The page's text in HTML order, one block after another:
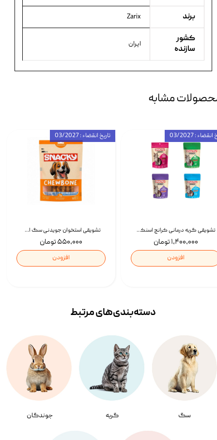
برند Zarix
کشور
سازنده
ایران
مشابه
تشویقی استخوان جویدنی سگ اسنکی کرانچی با طعم مرغ Snacky Crunchy Munchy وزن 100 گرم
۵۵۰,۰۰۰ تومان
افزودن
تاریخ انقضاء : 03/2027
تشویقی گربه درمانی کرانچ اسنکی با طعم میکس Snacky Crunch Cat Treats وزن 60 گرم بسته 4 عددی
۱,۴۰۰,۰۰۰ تومان
افزودن
: 03/2027
سگ گربه جوندگان
دسته‌بندی‌‌های مرتبط